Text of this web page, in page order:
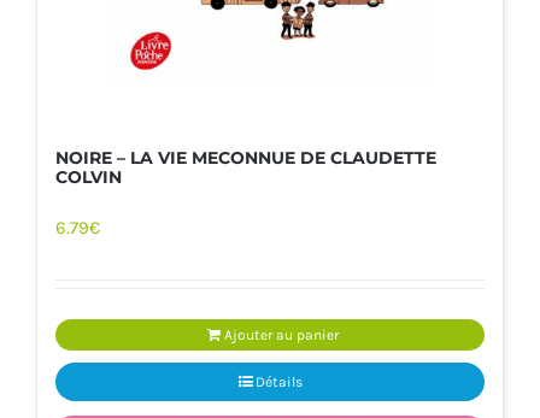
NOIRE – LA VIE MECONNUE DE CLAUDETTE
COLVIN
6.79€
Ajouter au panier
Détails